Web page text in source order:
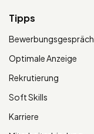
Tipps
Bewerbungsgespräch
Optimale Anzeige
Rekrutierung
Soft Skills
Karriere